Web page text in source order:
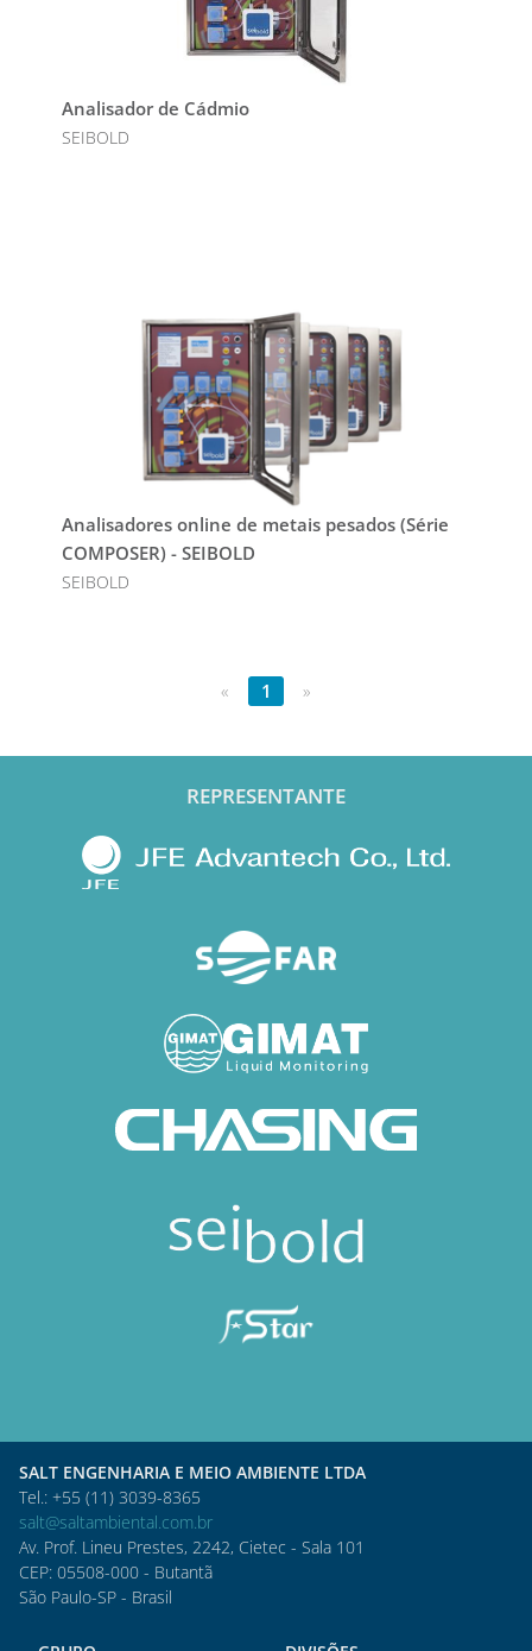
Analisador de Cádmio
SEIBOLD
Analisadores online de metais pesados (Série
COMPOSER) - SEIBOLD
SEIBOLD
« 1 »
REPRESENTANTE
SALT ENGENHARIA E MEIO AMBIENTE LTDA
Tel.: +55 (11) 3039-8365
salt@saltambiental.com.br
Av. Prof. Lineu Prestes, 2242, Cietec - Sala 101
CEP: 05508-000 - Butantã
São Paulo-SP - Brasil